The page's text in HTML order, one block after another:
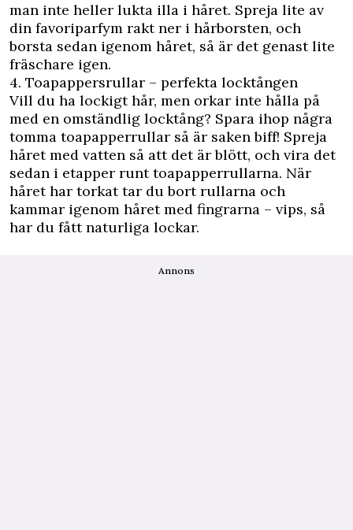
man inte heller lukta illa i håret. Spreja lite av
din favoriparfym rakt ner i hårborsten, och
borsta sedan igenom håret, så är det genast lite
fräschare igen.
4. Toapappersrullar – perfekta locktången
Vill du ha lockigt hår, men orkar inte hålla på
med en omständlig locktång? Spara ihop några
tomma toapapperrullar så är saken biff! Spreja
håret med vatten så att det är blött, och vira det
sedan i etapper runt toapapperrullarna. När
håret har torkat tar du bort rullarna och
kammar igenom håret med fingrarna – vips, så
har du fått naturliga lockar.
Annons